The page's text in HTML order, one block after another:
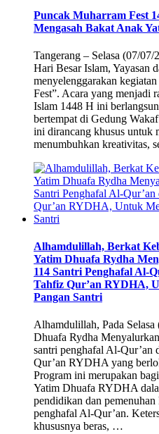
Puncak Muharram Fest
Mengasah Bakat Anak
Tangerang – Selasa (07/
Hari Besar Islam, Yayasan
menyelenggarakan
Fest”. Acara yang menjadi
Islam 1448 H ini
bertempat di Gedung
ini dirancang khusus untuk
menumbuhkan kreativitas,
Alhamdulillah, Berkat
Yatim Dhuafa Rydha
114 Santri Penghafal Al-
Tahfiz Qur’an RYDHA,
Pangan Santri
Alhamdulillah, Pada
Dhuafa Rydha
santri penghafal Al-Qur’an
Qur’an RYDHA yang
Program ini merupakan
Yatim Dhuafa RYDHA
pendidikan dan
penghafal Al-Qur’an.
khususnya beras, …